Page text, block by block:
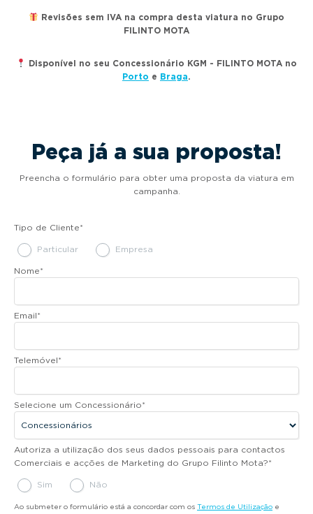
Revisões sem IVA na compra desta viatura no Grupo
FILINTO MOTA
Disponível no seu Concessionário KGM - FILINTO MOTA no
Porto e Braga.
Peça já a sua proposta!
Preencha o formulário para obter uma proposta da viatura em
campanha.
Tipo de Cliente*
Particular Empresa
Nome*
Email*
Telemóvel*
Selecione um Concessionário*
Autoriza a utilização dos seus dados pessoais para contactos
Comerciais e acções de Marketing do Grupo Filinto Mota?*
Sim Não
Ao submeter o formulário está a concordar com os Termos de Utilização e